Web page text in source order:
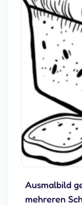
Ausmalbild
mehreren